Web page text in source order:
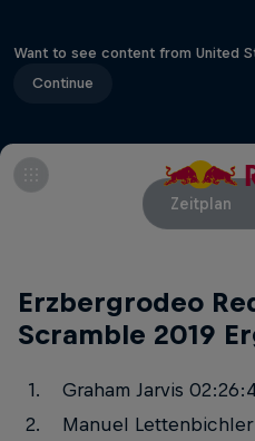
Want to see content from United
Continue
Zeitplan
Erzbergrodeo
Scramble 2019
Graham Jarvis
Manuel